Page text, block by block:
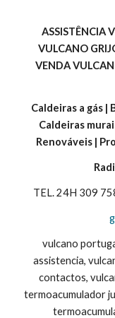
ASSISTÊNCIA
VULCANO
VENDA
Caldeiras a gás |
Caldeiras
Renováveis |
TEL. 24H 309
vulcano
assistencia,
contactos,
termoacumulador